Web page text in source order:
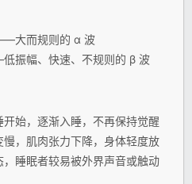
大而规则的 α 波
振幅、快速、不规则的 β 波
始，逐渐入睡，不再保持觉醒
，肌肉张力下降，身体轻度放
睡眠者较易被外界声音或触动